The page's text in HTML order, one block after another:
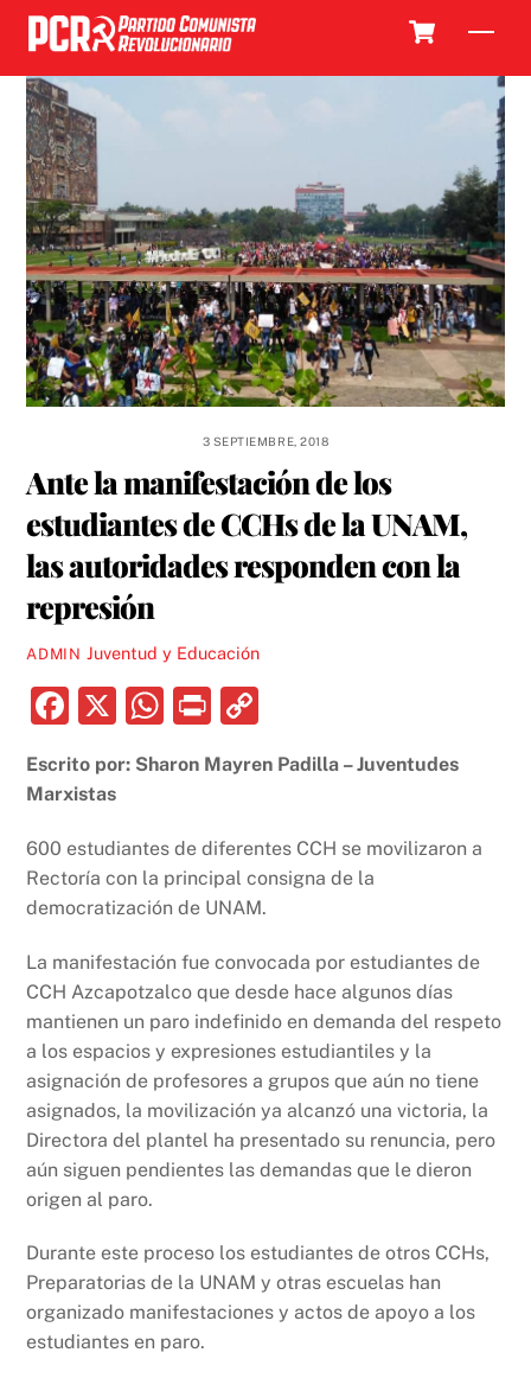
Skip
content
3 SEPTIEMBRE, 2018
Ante la manifestación de los
estudiantes de CCHs de la UNAM,
las autoridades responden con la
represión
ADMIN Juventud y Educación
F
c
b
o
k
X
W
at
A
p
P
nt p
Li
n
Escrito por: Sharon Mayren Padilla – Juventudes
Marxistas
600 estudiantes de diferentes CCH se movilizaron a
Rectoría con la principal consigna de la
democratización de UNAM.
La manifestación fue convocada por estudiantes de
CCH Azcapotzalco que desde hace algunos días
mantienen un paro indefinido en demanda del respeto
a los espacios y expresiones estudiantiles y la
asignación de profesores a grupos que aún no tiene
asignados, la movilización ya alcanzó una victoria, la
Directora del plantel ha presentado su renuncia, pero
aún siguen pendientes las demandas que le dieron
origen al paro.
Durante este proceso los estudiantes de otros CCHs,
Preparatorias de la UNAM y otras escuelas han
organizado manifestaciones y actos de apoyo a los
estudiantes en paro.